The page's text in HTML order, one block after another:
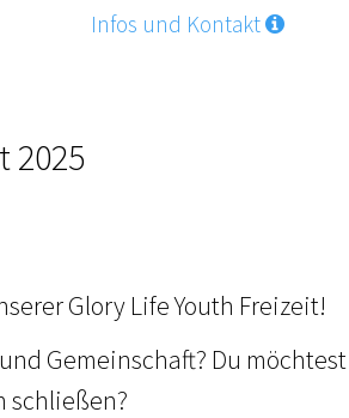
Infos und Kontakt
2025
Glory Life Youth Freizeit!
Gemeinschaft? Du möchtest
schließen?